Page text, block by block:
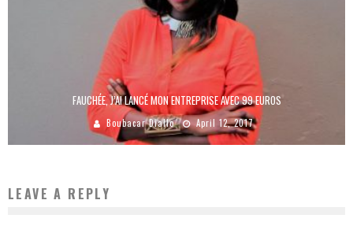
FAUCHÉE, J’AI LANCÉ MON ENTREPRISE AVEC 99 EUROS
Boubacar Diallo April 12, 2017
LEAVE A REPLY